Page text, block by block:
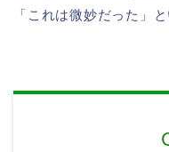
「これは微妙だった」